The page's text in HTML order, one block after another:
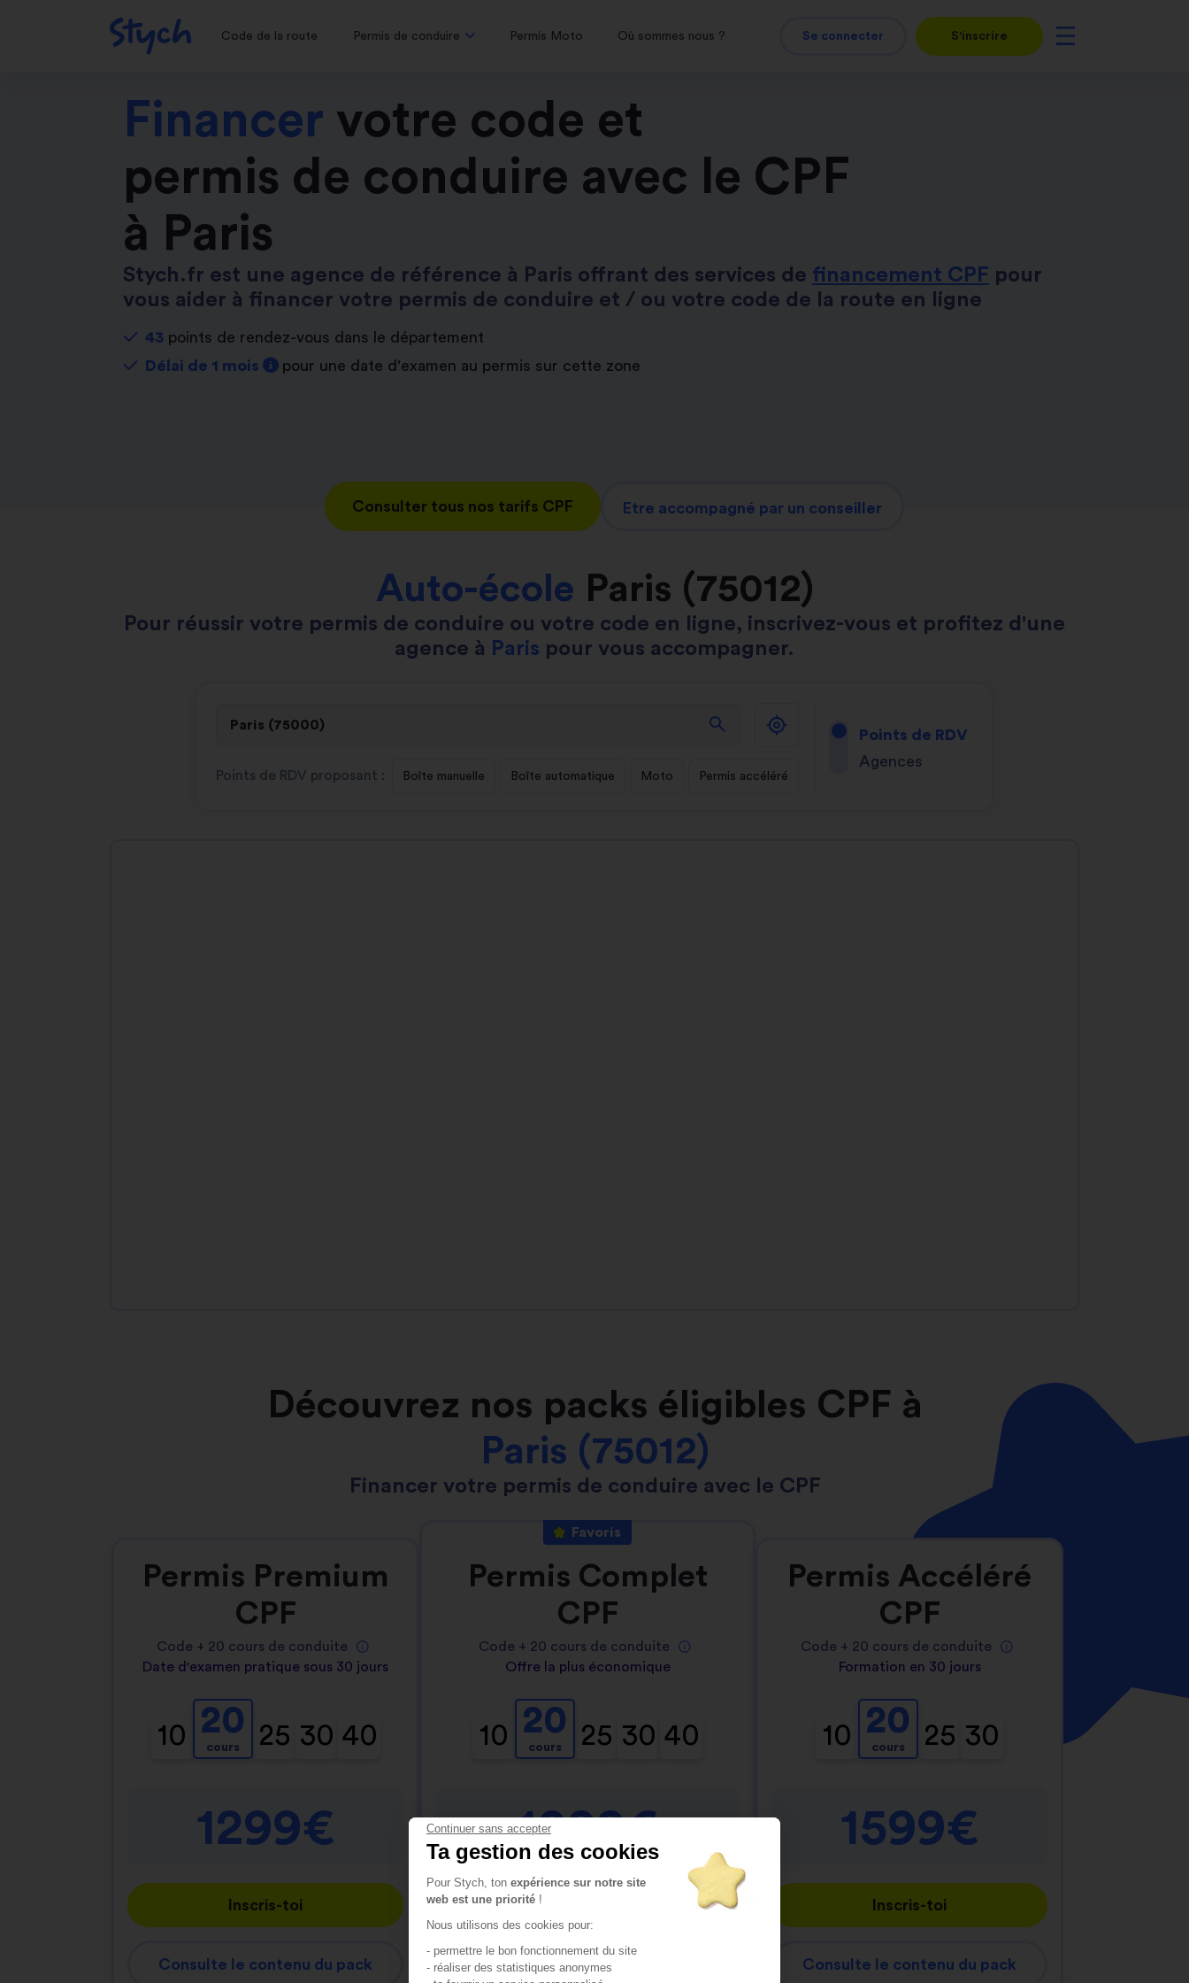
Continuer sans accepter
Ta gestion des cookies
Pour Stych, ton expérience sur notre site
web est une priorité !
Nous utilisons des cookies pour:
- permettre le bon fonctionnement du site
- réaliser des statistiques anonymes
Code de la route Permis de conduire Permis Moto Où sommes nous ? Se connecter S'inscrire
Financer votre code et
permis de conduire avec le CPF
à Paris
Stych.fr est une agence de référence à Paris offrant des services de financement CPF pour
vous aider à financer votre permis de conduire et / ou votre code de la route en ligne
43 points de rendez-vous dans le département
Délai de 1 mois
pour une date d'examen au permis sur cette zone
Consulter tous nos tarifs CPF Etre accompagné par un conseiller
Auto-école Paris (75012)
Pour réussir votre permis de conduire ou votre code en ligne, inscrivez-vous et profitez d'une
agence à Paris pour vous accompagner.
search
Points de RDV proposant : Boîte manuelle Boîte automatique Moto Permis accéléré
Points de RDV
Agences
Découvrez nos packs éligibles CPF à
Paris (75012)
Financer votre permis de conduire avec le CPF
Permis Premium
CPF
Code + 20 cours de conduite
Date d'examen pratique sous 30 jours
10 20
cours 25 30 40
1299€
Inscris-toi
Consulte le contenu du pack
Favoris
Permis Complet
CPF
Code + 20 cours de conduite
Offre la plus économique
10 20
cours 25 30 40
1099€
Consulte le contenu du pack
Permis Accéléré
CPF
Code + 20 cours de conduite
Formation en 30 jours
10 20
cours 25 30
1599€
Inscris-toi
Consulte le contenu du pack